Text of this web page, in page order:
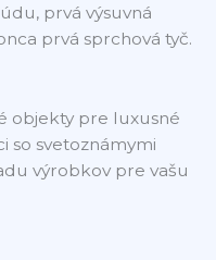
prvá výsuvná
prvá sprchová tyč.
objekty pre luxusné
so svetoznámymi
výrobkov pre vašu